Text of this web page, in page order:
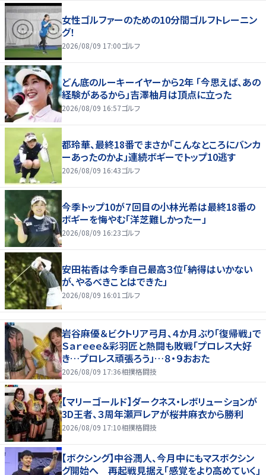
女性ゴルファーのための10分間ゴルフトレーニン
グ！
2026/08/09 17:00ゴルフ
どん底のルーキーイヤーから2年 「今思えば、あの
経験があるから」吉澤柚月は頂点に立った
2026/08/09 16:57ゴルフ
都玲華、最終18番でまさか「こんなところにバンカ
ーあったのかよ」連続ボギーでトップ10逃す
2026/08/09 16:43ゴルフ
今季トップ10が７回目の小林光希は最終18番の
ボギーを悔やむ「洋芝難しかったー」
2026/08/09 16:23ゴルフ
安田祐香は今季自己最高３位「納得はいかない
が、やるべきことはできた」
2026/08/09 16:01 ゴルフ
岩谷麻優＆ビクトリア弓月、４か月ぶり「復帰戦」で
Ｓａｒｅｅｅ＆彩羽匠と熱闘も敗戦「プロレス大好
き…プロレス頑張ろう」…８・９おおた
2026/08/09 17:36相撲格闘技
【マリーゴールド】ダークネス・レボリューションが
3D王者、３周年瀬戸レアが桜井麻衣から勝利
2026/08/09 17:10相撲格闘技
【ボクシング】中谷潤人、今月中にもマスボクシン
グ開始へ 再起戦見据え「感覚をより高めていく」